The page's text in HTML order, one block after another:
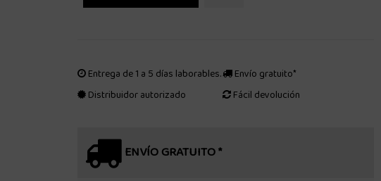
Entrega de 1 a 5 días laborables.
Distribuidor autorizado
Envío gratuito*
Fácil devolución
ENVÍO GRATUITO *